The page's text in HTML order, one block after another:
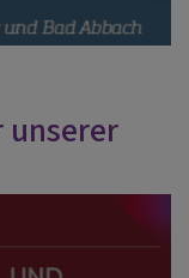
unserer